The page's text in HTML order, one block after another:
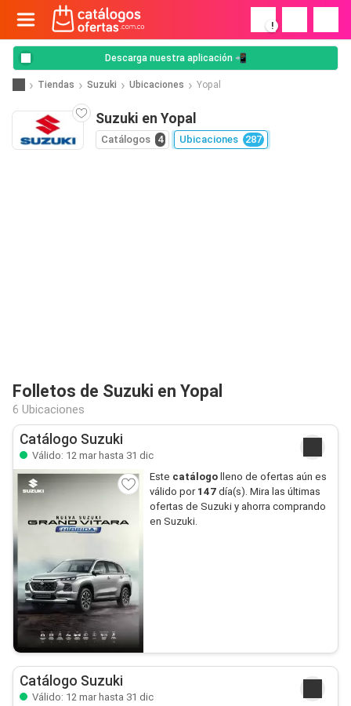
!
Descarga nuestra aplicación 📲
Tiendas Suzuki Ubicaciones Yopal
Suzuki en Yopal
Catálogos 4 Ubicaciones 287
Folletos de Suzuki en Yopal
6 Ubicaciones
Catálogo Suzuki
Válido: 12 mar hasta 31 dic
Este catálogolleno de ofertas aún es
válido por 147día(s). Mira las últimas
ofertas de Suzuki y ahorra comprando
en Suzuki.
Catálogo Suzuki
Válido: 12 mar hasta 31 dic